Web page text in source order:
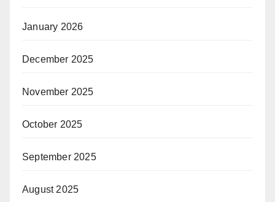
January 2026
December 2025
November 2025
October 2025
September 2025
August 2025